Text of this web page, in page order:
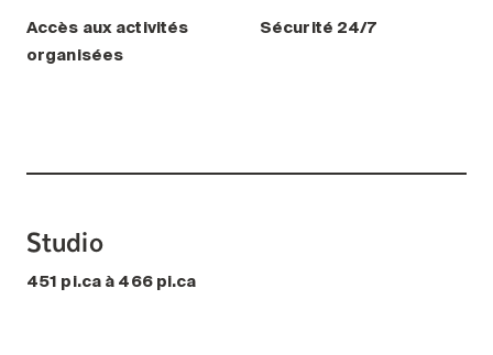
Accès aux activités
organisées
Sécurité 24/7
Studio
451 pi.ca à 466 pi.ca